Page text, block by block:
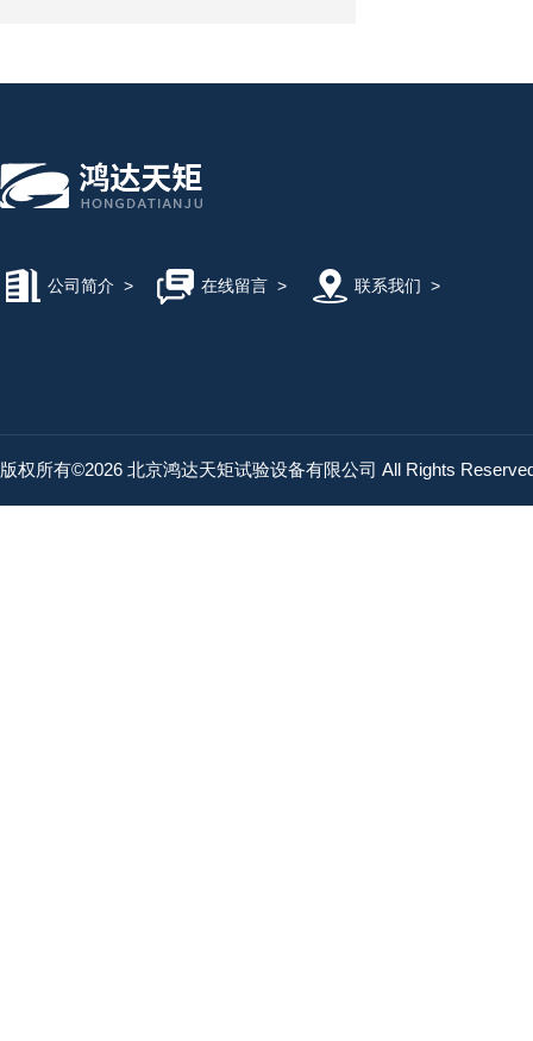
公司简介 > 在线留言> 联系我们 >
版权所有©2026 北京鸿达天矩试验设备有限公司 All Rights